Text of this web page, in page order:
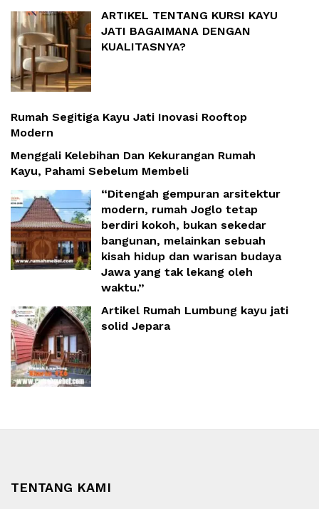
ARTIKEL TENTANG KURSI KAYU
JATI BAGAIMANA DENGAN
KUALITASNYA?
Rumah Segitiga Kayu Jati Inovasi Rooftop
Modern
Menggali Kelebihan Dan Kekurangan Rumah
Kayu, Pahami Sebelum Membeli
“Ditengah gempuran arsitektur
modern, rumah Joglo tetap
berdiri kokoh, bukan sekedar
bangunan, melainkan sebuah
kisah hidup dan warisan budaya
Jawa yang tak lekang oleh
waktu.”
Artikel Rumah Lumbung kayu jati
solid Jepara
TENTANG KAMI